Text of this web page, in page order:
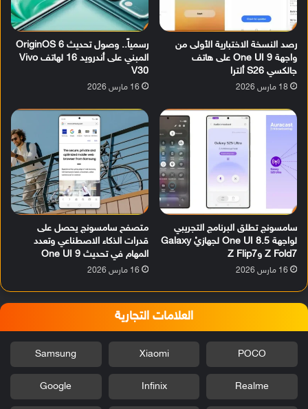
رصد النسخة الاختبارية الأولى من
واجهة One UI 9 على هاتف
جالكسي S26 ألترا
18 مارس 2026
رسمياً.. وصول تحديث OriginOS 6
المبني على أندرويد 16 لهاتف Vivo
V30
16 مارس 2026
سامسونج تطلق البرنامج التجريبي
لواجهة One UI 8.5 لجهازيْ Galaxy
Z Fold7 وZ Flip7
16 مارس 2026
متصفح سامسونج يحصل على
قدرات الذكاء الاصطناعي وتعدد
المهام في تحديث One UI 9
16 مارس 2026
العلامات التجارية
POCO
Xiaomi
Samsung
Realme
Infinix
Google